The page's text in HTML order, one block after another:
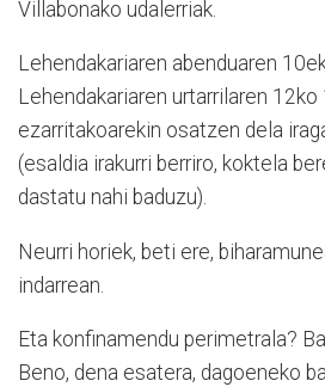
Villabonako udalerriak.
Lehendakariaren abenduaren
Lehendakariaren urtarrilaren
ezarritakoarekin osatzen dela
(esaldia irakurri berriro, koktela
dastatu nahi baduzu).
Neurri horiek, beti ere,
indarrean.
Eta konfinamendu perimetrala?
Beno, dena esatera, dagoeneko